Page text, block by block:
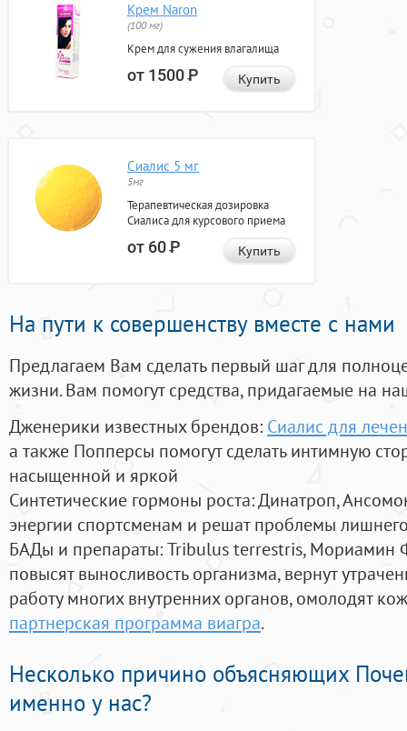
Крем Naron
(100 мг)
Крем для сужения влагалища
от 1500Р Купить
Сиалис 5 мг
5мг
Терапевтическая дозировка
Сиалиса для курсового приема
от 60Р Купить
На пути к совершенству вместе с нами
Предлагаем Вам сделать первый шаг для
жизни. Вам помогут средства, придагаемые на
Дженерики известных брендов: Сиалис для
а также Попперсы помогут сделать интимную
насыщенной и яркой
Синтетические гормоны роста: Динатроп,
энергии спортсменам и решат проблемы
БАДы и препараты:Tribulus terrestris, Мориамин
повысят выносливость организма, вернут
работу многих внутренних органов, омолодят
партнерская программа виагра.
Несколько причино объясняющих
именно у нас?